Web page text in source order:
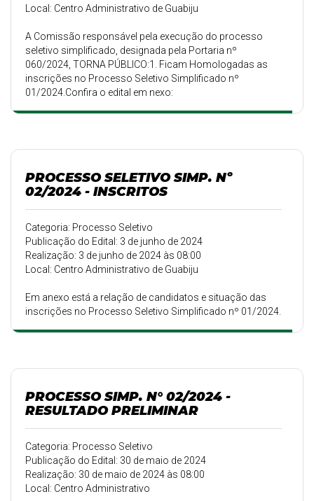
Local: Centro Administrativo de Guabiju
A Comissão responsável pela execução do processo
seletivo simplificado, designada pela Portaria nº
060/2024, TORNA PÚBLICO:1. Ficam Homologadas as
inscrições no Processo Seletivo Simplificado nº
01/2024.Confira o edital em nexo:
PROCESSO SELETIVO SIMP. Nº
02/2024 - INSCRITOS
Categoria: Processo Seletivo
Publicação do Edital: 3 de junho de 2024
Realização: 3 de junho de 2024 às 08:00
Local: Centro Administrativo de Guabiju
Em anexo está a relação de candidatos e situação das
inscrições no Processo Seletivo Simplificado nº 01/2024.
PROCESSO SIMP. N° 02/2024 -
RESULTADO PRELIMINAR
Categoria: Processo Seletivo
Publicação do Edital: 30 de maio de 2024
Realização: 30 de maio de 2024 às 08:00
Local: Centro Administrativo